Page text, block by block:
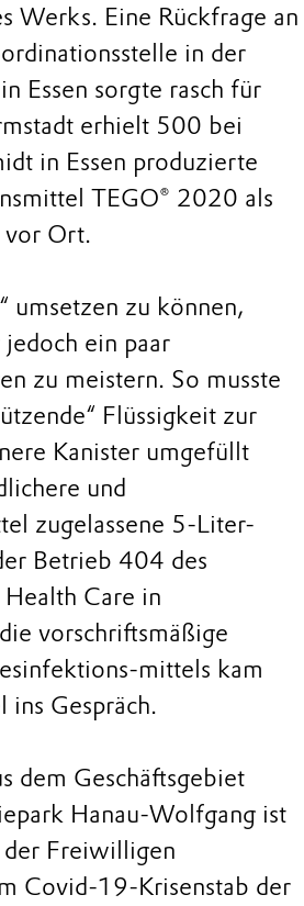
Werks. Eine Rückfrage an
in der
Essen sorgte rasch für
erhielt 500 bei
in Essen produzierte
TEGO® 2020 als
vor Ort.
umsetzen zu können,
ein paar
zu meistern. So musste
Flüssigkeit zur
Kanister umgefüllt
und
zugelassene 5-Liter-
Betrieb 404 des
Health Care in
vorschriftsmäßige
mittels kam
ins Gespräch.
dem Geschäftsgebiet
Hanau-Wolfgang ist
Freiwilligen
Covid-19-Krisenstab der